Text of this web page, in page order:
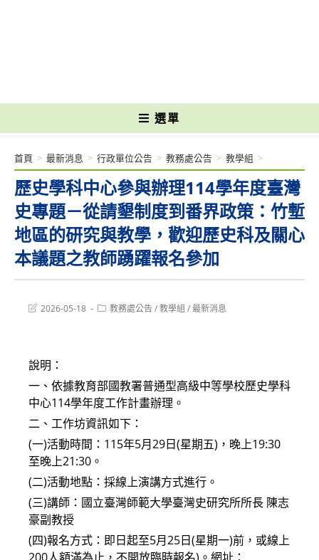
選單
歷史學科中心參與辦理114學年度臺灣
史專題－從請墾制度到番界政策：竹塹
地區的研究與教學，歡迎歷史科及關心
本議題之教師踴躍報名參加
首頁 > 最新消息 > 行政單位公告 > 教務處公告 > 教學組 >
Post2026-05-18
Post教務處公告/教學組 /最新消息
說明：
一、依據教育部國教署普通型高級中等學校歷史學科
中心114學年度工作計畫辦理。
二、工作坊資訊如下：
(一)活動時間：115年5月29日(星期五)，晚上19:30
至晚上21:30。
(二)活動地點：採線上演講方式進行。
(三)講師：國立臺灣師範大學臺灣史研究所所長 陳志
豪副教授
(四)報名方式：即日起至5月25日(星期一)前，或線上
200人額滿為止，不開放臨時報名)。網址：